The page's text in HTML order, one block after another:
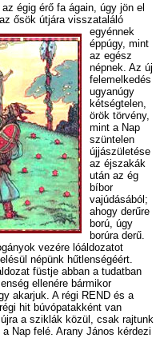
égig érő fa ágain, úgy jön el
ősök útjára visszataláló
egyénnek
éppúgy, mint
az egész
népnek. Az új
felemelkedés
ugyanúgy
kétségtelen,
örök törvény,
mint a Nap
szüntelen
újjászületése
az éjszakák
után az ég
bíbor
vajúdásából;
ahogy derűre
ború, úgy
borúra derű.
vezére lóáldozatot
népünk hűtlenségéért.
füstje abban a tudatban
ellenére bármikor
akarjuk. A régi REND és a
hit búvópatakként van
a sziklák közül, csak rajtunk
Nap felé. Arany János kérdezi